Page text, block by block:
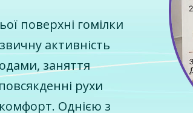
поверхні гомілки
активність
заняття
рухи
Однією з